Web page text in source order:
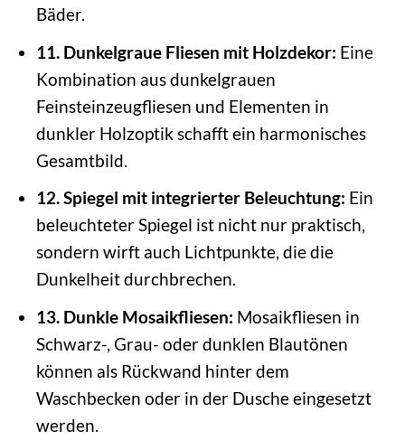
Bäder.
11. Dunkelgraue Fliesen mit Holzdekor: Eine
Kombination aus dunkelgrauen
Feinsteinzeugfliesen und Elementen in
dunkler Holzoptik schafft ein harmonisches
Gesamtbild.
12. Spiegel mit integrierter Beleuchtung: Ein
beleuchteter Spiegel ist nicht nur praktisch,
sondern wirft auch Lichtpunkte, die die
Dunkelheit durchbrechen.
13. Dunkle Mosaikfliesen: Mosaikfliesen in
Schwarz-, Grau- oder dunklen Blautönen
können als Rückwand hinter dem
Waschbecken oder in der Dusche eingesetzt
werden.